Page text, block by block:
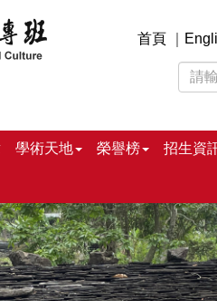
首頁｜
學術天地 榮譽榜 招生資